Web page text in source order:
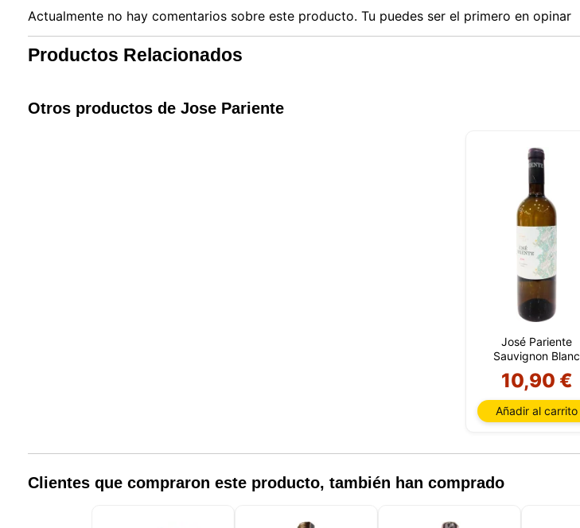
Actualmente no hay comentarios sobre este producto. Tu puedes ser el primero en opinar
Productos Relacionados
Otros productos de Jose Pariente
José Pariente
Sauvignon Blanc
2025
10,90 €
Añadir al carrito
Clientes que compraron este producto, también han comprado